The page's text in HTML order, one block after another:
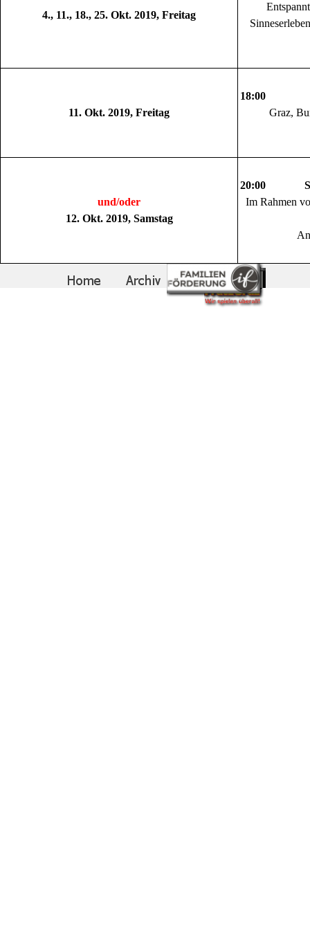
4., 11., 18., 25. Okt. 2019, Freitag
11. Okt. 2019, Freitag
18:00
Graz,
und/oder
12. Okt. 2019, Samstag
20:00
Im Rahmen